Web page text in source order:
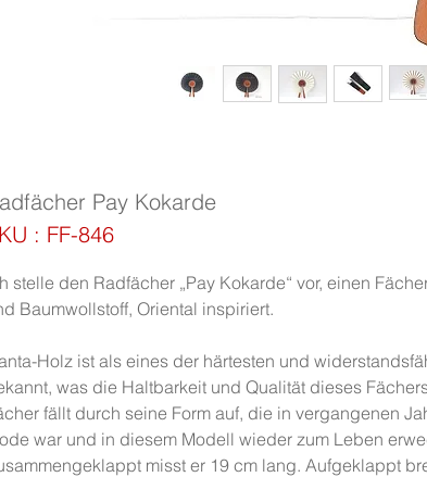
Pay Kokarde
: FF-846
stelle den Radfächer „Pay Kokarde“ vor, einen
Baumwollstoff, Oriental inspiriert.
Holz ist als eines der härtesten und
was die Haltbarkeit und Qualität dieses
fällt durch seine Form auf, die in vergangenen
war und in diesem Modell wieder zum Leben
misst er 19 cm lang. Aufgeklappt